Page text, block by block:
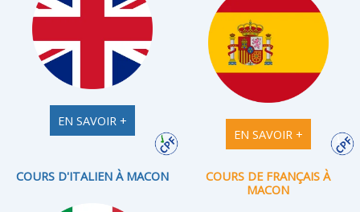
EN SAVOIR +
EN SAVOIR +
COURS D'ITALIEN À MACON
COURS DE FRANÇAIS À
MACON